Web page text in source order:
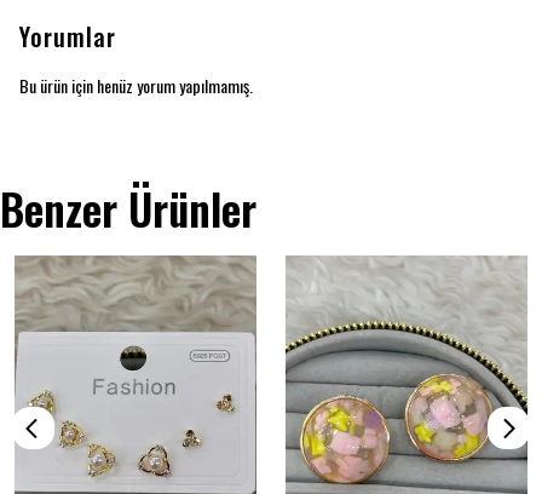
Yorumlar
Bu ürün için henüz yorum yapılmamış.
Benzer Ürünler